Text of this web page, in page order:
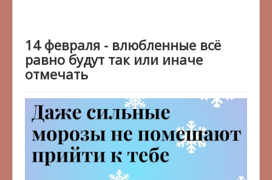
14 февраля - влюбленные всё
равно будут так или иначе
отмечать